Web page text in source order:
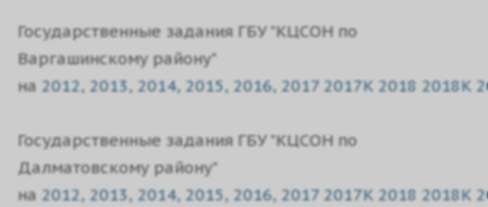
Государственные задания ГБУ "КЦСОН по
Варгашинскому району"
на 2012, 2013, 2014, 2015, 2016, 20172017K 2018 2018K
Государственные задания ГБУ "КЦСОН по
Далматовскому району"
на 2012, 2013, 2014, 2015, 2016, 20172017K 2018 2018K